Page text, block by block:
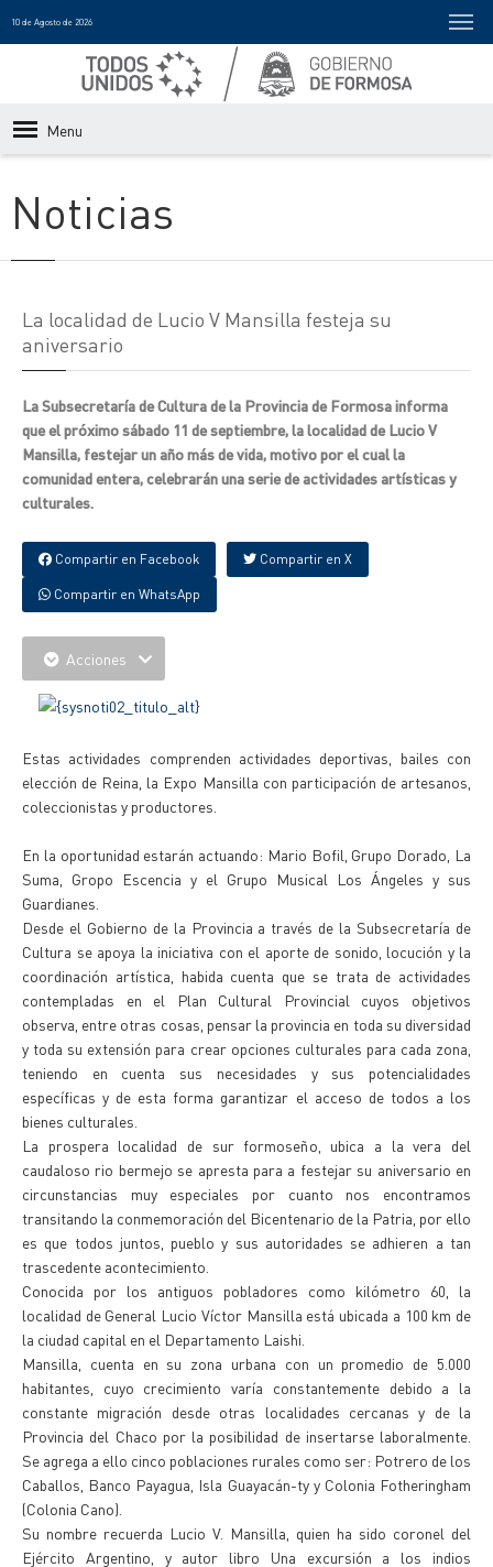
10 de Agosto de 2026
Menu
Noticias
La localidad de Lucio V Mansilla festeja su
aniversario
La Subsecretaría de Cultura de la Provincia de Formosa informa
que el próximo sábado 11 de septiembre, la localidad de Lucio V
Mansilla, festejar un año más de vida, motivo por el cual la
comunidad entera, celebrarán una serie de actividades artísticas y
culturales.
Compartir en Facebook Compartir en X
Compartir en WhatsApp
Acciones
Estas actividades comprenden actividades deportivas, bailes con
elección de Reina, la Expo Mansilla con participación de artesanos,
coleccionistas y productores.
En la oportunidad estarán actuando: Mario Bofil, Grupo Dorado, La
Suma, Gropo Escencia y el Grupo Musical Los Ángeles y sus
Guardianes.
Desde el Gobierno de la Provincia a través de la Subsecretaría de
Cultura se apoya la iniciativa con el aporte de sonido, locución y la
coordinación artística, habida cuenta que se trata de actividades
contempladas en el Plan Cultural Provincial cuyos objetivos
observa, entre otras cosas, pensar la provincia en toda su diversidad
y toda su extensión para crear opciones culturales para cada zona,
teniendo en cuenta sus necesidades y sus potencialidades
específicas y de esta forma garantizar el acceso de todos a los
bienes culturales.
La prospera localidad de sur formoseño, ubica a la vera del
caudaloso rio bermejo se apresta para a festejar su aniversario en
circunstancias muy especiales por cuanto nos encontramos
transitando la conmemoración del Bicentenario de la Patria, por ello
es que todos juntos, pueblo y sus autoridades se adhieren a tan
trascedente acontecimiento.
Conocida por los antiguos pobladores como kilómetro 60, la
localidad de General Lucio Víctor Mansilla está ubicada a 100 km de
la ciudad capital en el Departamento Laishi.
Mansilla, cuenta en su zona urbana con un promedio de 5.000
habitantes, cuyo crecimiento varía constantemente debido a la
constante migración desde otras localidades cercanas y de la
Provincia del Chaco por la posibilidad de insertarse laboralmente.
Se agrega a ello cinco poblaciones rurales como ser: Potrero de los
Caballos, Banco Payagua, Isla Guayacán-ty y Colonia Fotheringham
(Colonia Cano).
Su nombre recuerda Lucio V. Mansilla, quien ha sido coronel del
Ejército Argentino, y autor libro Una excursión a los indios